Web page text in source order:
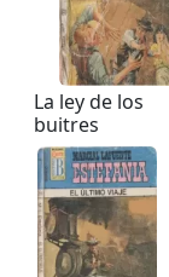
La ley de los
buitres